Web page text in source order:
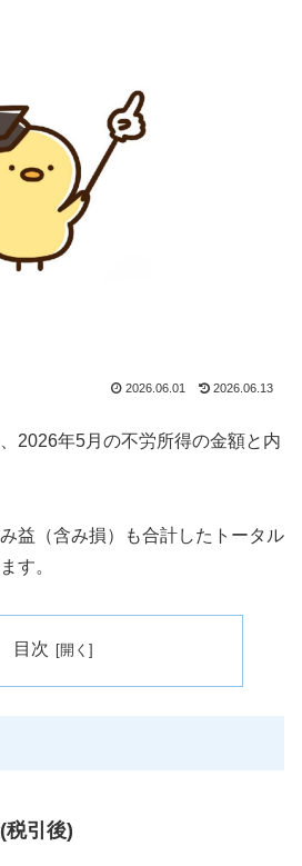
2026.06.01 2026.06.13
2026年5月の不労所得の金額と内
益（含み損）も合計したトータル
す。
目次
税引後)